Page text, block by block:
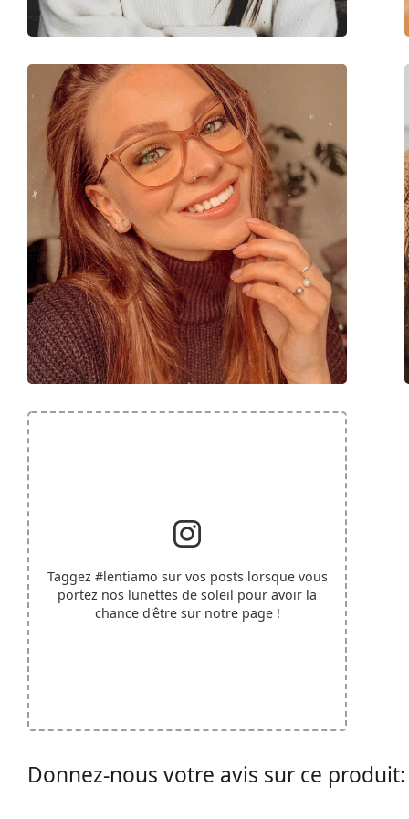
Code:
VPL958 08GE 56
Taggez #lentiamo sur vos posts lorsque vous
portez nos lunettes de soleil pour avoir la
chance d'être sur notre page !
Donnez-nous votre avis sur ce produit: